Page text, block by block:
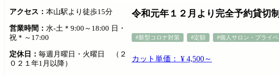
令和元年１２月より完全予約貸切
#新型コロナ対策 #定額 #個人サロン・プライ
カット単価： ¥ 4,500～
アクセス： 本山駅より徒歩15分
営業時間： 水-土＊9:00～18:00 日・
祝＊～17:00
定休日： 毎週月曜日・火曜日 （２
０２１年1月以降）